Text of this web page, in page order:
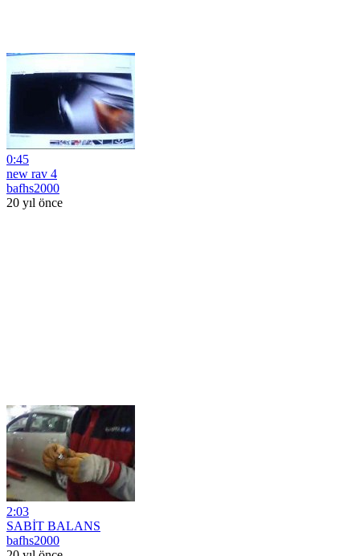
0:45
new rav 4
bafhs2000
20 yıl önce
2:03
SABİT BALANS
bafhs2000